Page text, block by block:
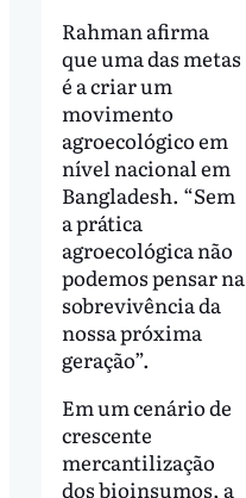
Rahman afirma
que uma das metas
é a criar um
movimento
agroecológico em
nível nacional em
Bangladesh. “Sem
a prática
agroecológica não
podemos pensar na
sobrevivência da
nossa próxima
geração”.
Em um cenário de
crescente
mercantilização
dos bioinsumos, a